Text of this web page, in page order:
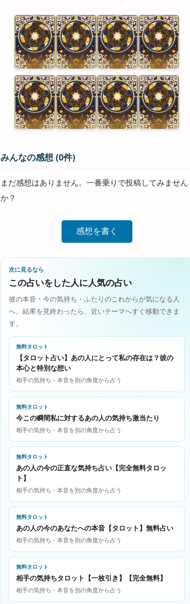
みんなの感想 (0件)
まだ感想はありません。一番乗りで投稿してみません
か？
感想を書く
次に見るなら
この占いをした人に人気の占い
彼の本音・今の気持ち・ふたりのこれからが気になる人
へ。結果を見終わったら、近いテーマへすぐ移動できま
す。
無料タロット
【タロット占い】あの人にとって私の存在は？彼の
本心と特別な想い
相手の気持ち・本音を別の角度から占う
無料タロット
今この瞬間私に対するあの人の気持ち激当たり
相手の気持ち・本音を別の角度から占う
無料タロット
あの人の今の正直な気持ち占い【完全無料タロッ
ト】
相手の気持ち・本音を別の角度から占う
無料タロット
あの人の今のあなたへの本音【タロット】無料占い
相手の気持ち・本音を別の角度から占う
無料タロット
相手の気持ちタロット【一枚引き】【完全無料】
相手の気持ち・本音を別の角度から占う